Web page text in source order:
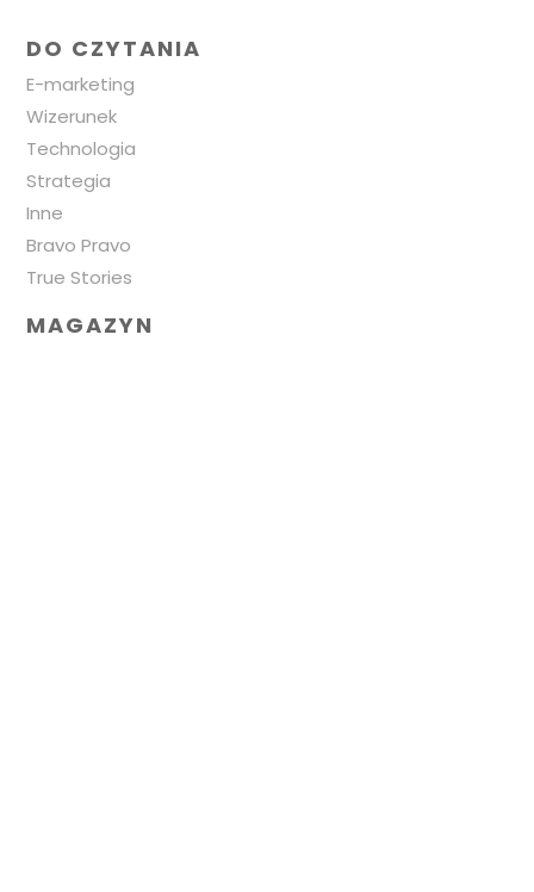
DO CZYTANIA
E-marketing
Wizerunek
Technologia
Strategia
Inne
Bravo Pravo
True Stories
MAGAZYN